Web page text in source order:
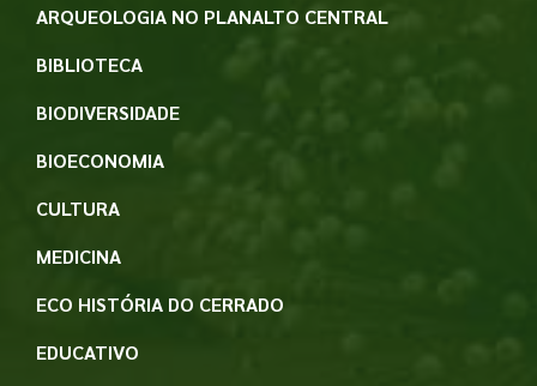
ARQUEOLOGIA NO PLANALTO CENTRAL
BIBLIOTECA
BIODIVERSIDADE
BIOECONOMIA
CULTURA
MEDICINA
ECO HISTÓRIA DO CERRADO
EDUCATIVO